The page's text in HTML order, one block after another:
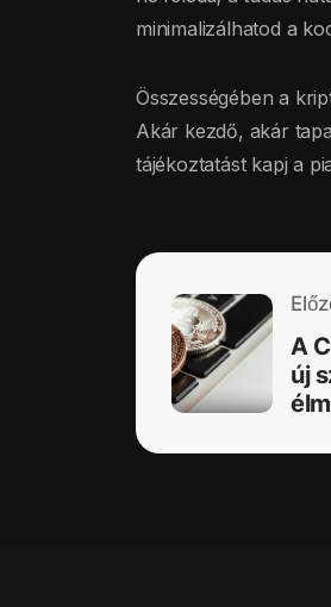
minimalizálhatod a
Összességében a
Akár kezdő, akár
tájékoztatást kapj a
A
új